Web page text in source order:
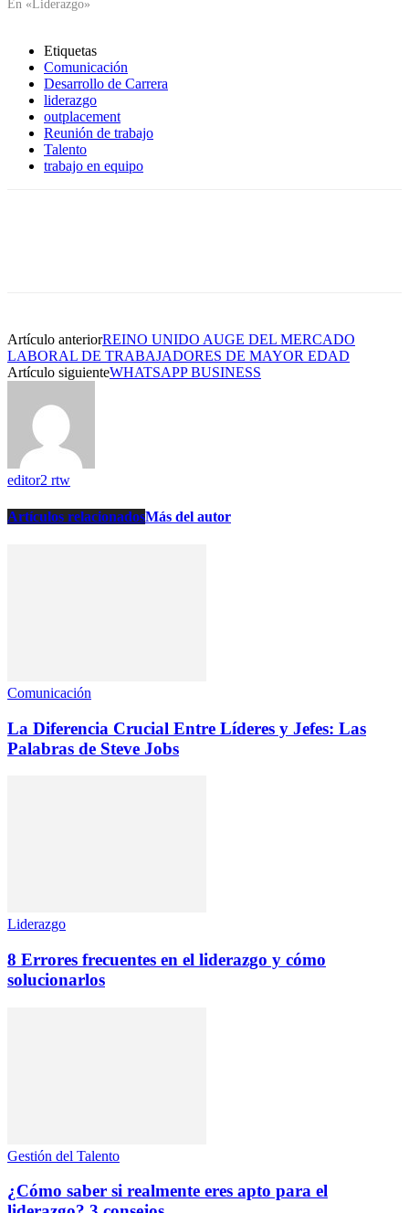
En «Liderazgo»
Etiquetas
Comunicación
Desarrollo de Carrera
liderazgo
outplacement
Reunión de trabajo
Talento
trabajo en equipo
Artículo anteriorREINO UNIDO AUGE DEL MERCADO
LABORAL DE TRABAJADORES DE MAYOR EDAD
Artículo siguienteWHATSAPP BUSINESS
editor2 rtw
Artículos relacionadosMás del autor
Comunicación
La Diferencia Crucial Entre Líderes y Jefes: Las
Palabras de Steve Jobs
Liderazgo
8 Errores frecuentes en el liderazgo y cómo
solucionarlos
Gestión del Talento
¿Cómo saber si realmente eres apto para el